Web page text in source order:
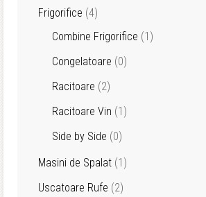
Frigorifice (4)
Combine Frigorifice (1)
Congelatoare (0)
Racitoare (2)
Racitoare Vin (1)
Side by Side (0)
Masini de Spalat (1)
Uscatoare Rufe (2)